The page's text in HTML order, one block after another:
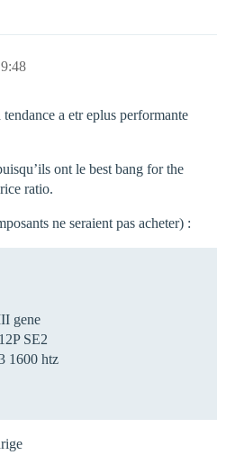
a etr eplus performante
ont le best bang for the
ratio.
ne seraient pas acheter) :
gene
SE2
1600 htz